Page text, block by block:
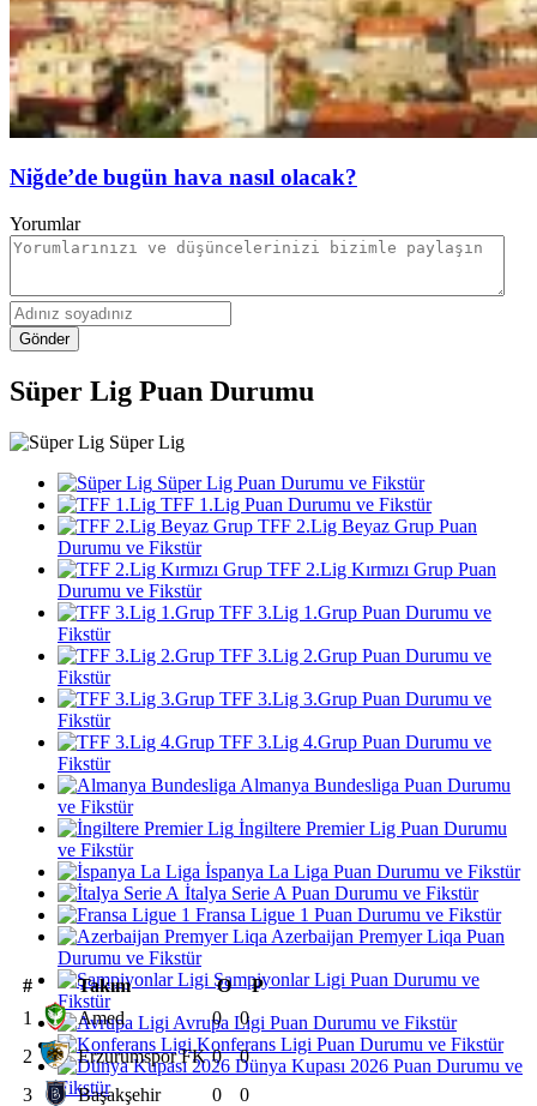
Niğde’de bugün hava nasıl olacak?
Yorumlar
Gönder
Süper Lig Puan Durumu
Süper Lig
Süper Lig Puan Durumu ve Fikstür
TFF 1.Lig Puan Durumu ve Fikstür
TFF 2.Lig Beyaz Grup Puan
Durumu ve Fikstür
TFF 2.Lig Kırmızı Grup Puan
Durumu ve Fikstür
TFF 3.Lig 1.Grup Puan Durumu ve
Fikstür
TFF 3.Lig 2.Grup Puan Durumu ve
Fikstür
TFF 3.Lig 3.Grup Puan Durumu ve
Fikstür
TFF 3.Lig 4.Grup Puan Durumu ve
Fikstür
Almanya Bundesliga Puan Durumu
ve Fikstür
İngiltere Premier Lig Puan Durumu
ve Fikstür
İspanya La Liga Puan Durumu ve Fikstür
İtalya Serie A Puan Durumu ve Fikstür
Fransa Ligue 1 Puan Durumu ve Fikstür
Azerbaijan Premyer Liqa Puan
Durumu ve Fikstür
Şampiyonlar Ligi Puan Durumu ve
Fikstür
Avrupa Ligi Puan Durumu ve Fikstür
Konferans Ligi Puan Durumu ve Fikstür
Dünya Kupası 2026 Puan Durumu ve
Fikstür
# Takım O
P
1
Amed 0
0
2
Erzurumspor FK 0
0
3
Başakşehir 0
0